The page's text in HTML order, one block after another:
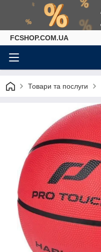
FCSHOP.COM.UA
Товари та послуги